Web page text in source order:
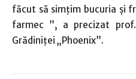
făcut să simţim bucuria şi
farmec ”, a precizat prof.
Grădiniţei „Phoenix”.